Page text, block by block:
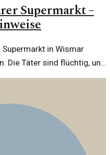
Supermarkt –
Supermarkt in Wismar
Die Täter sind flüchtig, und
sind gefragt.